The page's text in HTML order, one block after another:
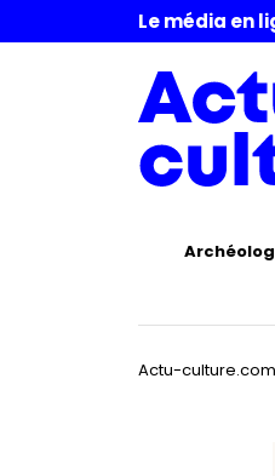
Le média en
Actu-culture.com